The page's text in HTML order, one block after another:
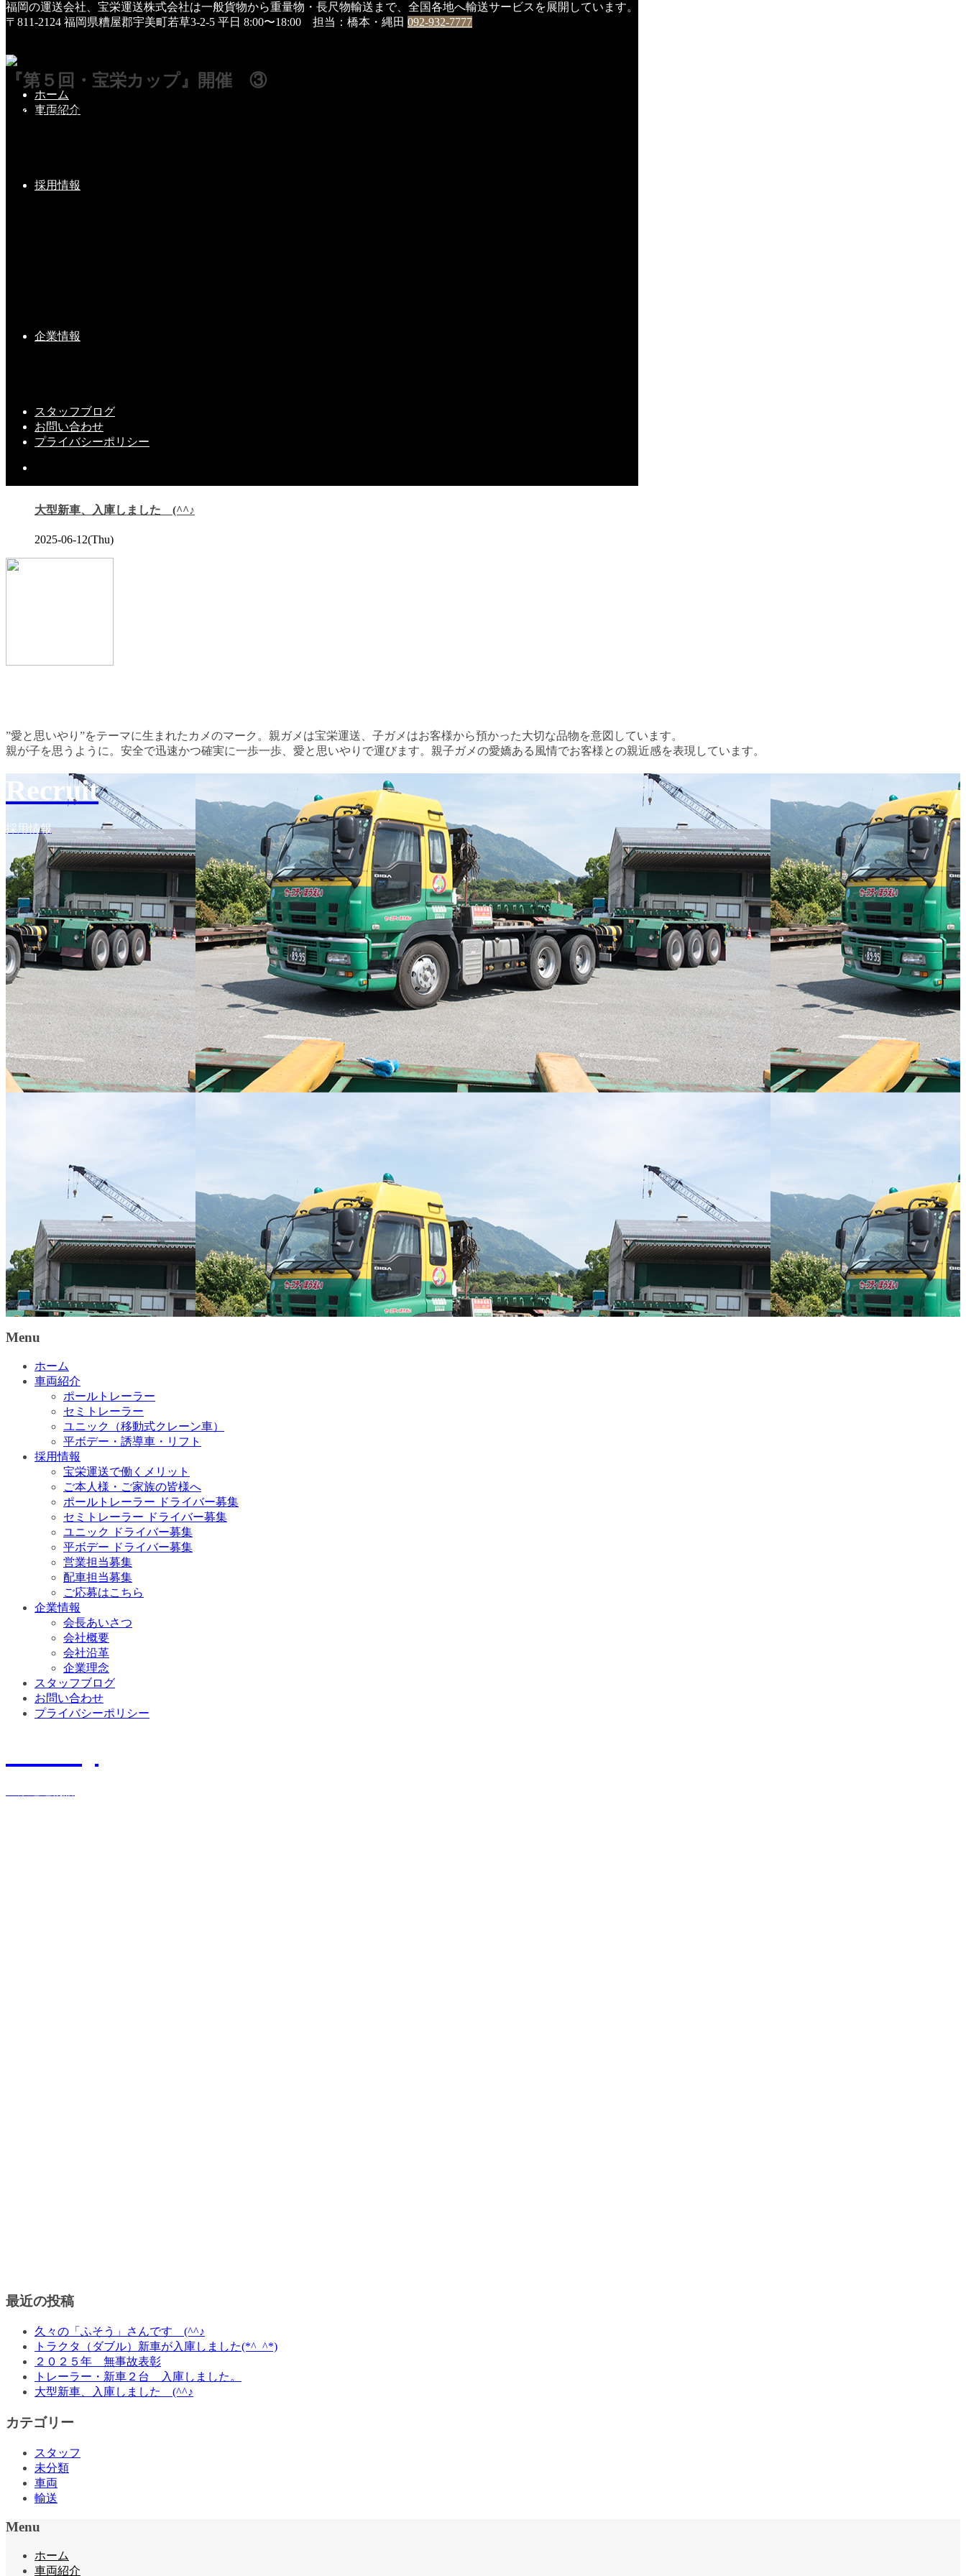
福岡の運送会社、宝栄運送株式会社は一般貨物から重量物・長尺物輸送まで、全国各地へ輸送サービスを展開しています。
〒811-2124 福岡県糟屋郡宇美町若草3-2-5 平日 8:00〜18:00 担当：橋本・縄田 092-932-7777
ホーム
車両紹介
採用情報
企業情報
スタッフブログ
お問い合わせ
プライバシーポリシー
HOME
未分類
『第５回・宝栄カップ』開催 ③
2019年11月27日
ブービーメーカー賞（１９位）、ブービー賞⇒４位まで表彰。
大型新車、入庫しました (^^♪
こちらの記事もどうぞ
大型新車、入庫しました (^^♪
2025-06-12(Thu)
”愛と思いやり”をテーマに生まれたカメのマーク。親ガメは宝栄運送、子ガメはお客様から預かった大切な品物を意図しています。
親が子を思うように。安全で迅速かつ確実に一歩一歩、愛と思いやりで運びます。親子ガメの愛嬌ある風情でお客様との親近感を表現しています。
Recruit
採用情報
Menu
ホーム
車両紹介
ポールトレーラー
セミトレーラー
ユニック（移動式クレーン車）
平ボデー・誘導車・リフト
採用情報
宝栄運送で働くメリット
ご本人様・ご家族の皆様へ
ポールトレーラー ドライバー募集
セミトレーラー ドライバー募集
ユニック ドライバー募集
平ボデー ドライバー募集
営業担当募集
配車担当募集
ご応募はこちら
企業情報
会長あいさつ
会社概要
会社沿革
企業理念
スタッフブログ
お問い合わせ
プライバシーポリシー
最近の投稿
久々の「ふそう」さんです (^^♪
トラクタ（ダブル）新車が入庫しました(*^_^*)
２０２５年 無事故表彰
トレーラー・新車２台 入庫しました。
大型新車、入庫しました (^^♪
カテゴリー
スタッフ
未分類
車両
輸送
Menu
ホーム
車両紹介